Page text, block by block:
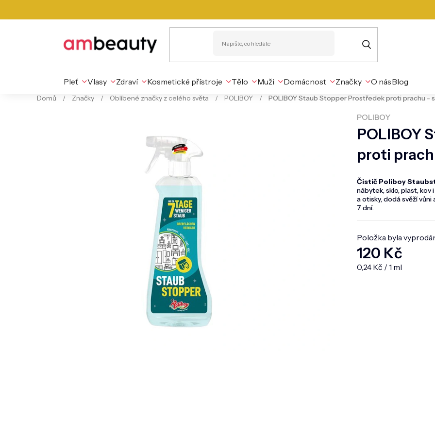
Pleť Vlasy Zdraví Kosmetické přístroje Tělo Muži Domácnost Značky O násBlog
Domů / Značky / Oblíbené značky z celého světa / POLIBOY / POLIBOY Staub Stopper Prostředek proti prachu -
POLIBOY
proti
POLIBOY
Čistič Poliboy
nábytek, sklo, plast, kov
a otisky, dodá svěží
7 dní.
Položka byla
120 Kč
Měrná cena:
0,24 Kč / 1 ml